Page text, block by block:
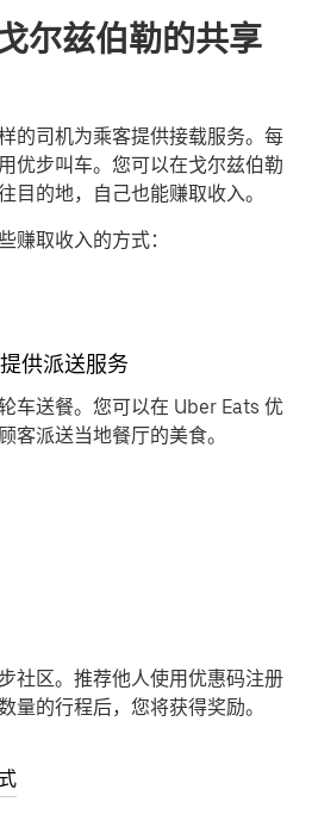
尔兹伯勒的共享
的司机为乘客提供接载服务。每
优步叫车。您可以在戈尔兹伯勒
目的地，自己也能赚取收入。
赚取收入的方式：
供派送服务
车送餐。您可以在 Uber Eats 优
客派送当地餐厅的美食。
社区。推荐他人使用优惠码注册
量的行程后，您将获得奖励。